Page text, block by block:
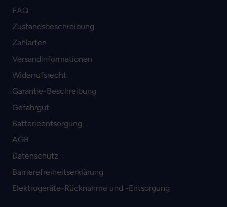
FAQ
Zustandsbeschreibung
Zahlarten
Versandinformationen
Widerrufsrecht
Garantie-Beschreibung
Gefahrgut
Batterieentsorgung
AGB
Datenschutz
Barrierefreiheitserklärung
Elektrogeräte-Rücknahme und -Entsorgung